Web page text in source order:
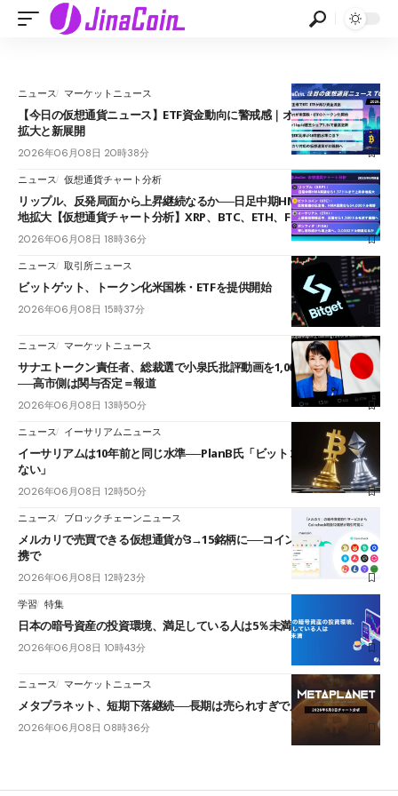
ニュース マーケットニュース
【今日の仮想通貨ニュース】ETF資金動向に警戒感｜オンチェーン市場
拡大と新展開
2026年06月08日 20時38分
ニュース 仮想通貨チャート分析
リップル、反発局面から上昇継続なるか──日足中期HMA突破で上値余
地拡大【仮想通貨チャート分析】XRP、BTC、ETH、FIDA
2026年06月08日 18時36分
ニュース 取引所ニュース
ビットゲット、トークン化米国株・ETFを提供開始
2026年06月08日 15時37分
ニュース マーケットニュース
サナエトークン責任者、総裁選で小泉氏批評動画を1,000本超作成と証言
──高市側は関与否定＝報道
2026年06月08日 13時50分
ニュース イーサリアムニュース
イーサリアムは10年前と同じ水準──PlanB氏「ビットコインに勝ててい
ない」
2026年06月08日 12時50分
ニュース ブロックチェーンニュース
メルカリで売買できる仮想通貨が3→15銘柄に──コインチェックとの連
携で
2026年06月08日 12時23分
学習 特集
日本の暗号資産の投資環境、満足している人は5％未満
2026年06月08日 10時43分
ニュース マーケットニュース
メタプラネット、短期下落継続──長期は売られすぎで反発余地も
2026年06月08日 08時36分